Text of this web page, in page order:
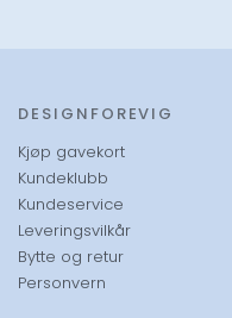
DESIGNFOREVIG
Kjøp gavekort
Kundeklubb
Kundeservice
Leveringsvilkår
Bytte og retur
Personvern